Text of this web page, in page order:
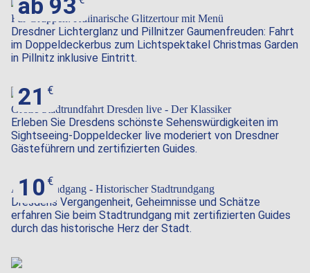
ab 93
Für Gruppen: Kulinarische Glitzertour mit Menü
Dresdner Lichterglanz und Pillnitzer Gaumenfreuden: Fahrt
im Doppeldeckerbus zum Lichtspektakel Christmas Garden
in Pillnitz inklusive Eintritt.
21
Große Stadtrundfahrt Dresden live - Der Klassiker
Erleben Sie Dresdens schönste Sehenswürdigkeiten im
Sightseeing-Doppeldecker live moderiert von Dresdner
Gästeführern und zertifizierten Guides.
10
Altstadtrundgang - Historischer Stadtrundgang
Dresdens Vergangenheit, Geheimnisse und Schätze
erfahren Sie beim Stadtrundgang mit zertifizierten Guides
durch das historische Herz der Stadt.